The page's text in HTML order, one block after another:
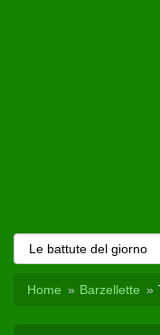
Home Barzellette